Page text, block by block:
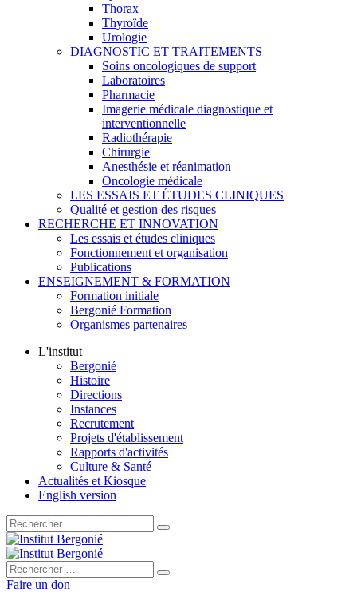
Thorax
Thyroïde
Urologie
DIAGNOSTIC ET TRAITEMENTS
Soins oncologiques de support
Laboratoires
Pharmacie
Imagerie médicale diagnostique et
interventionnelle
Radiothérapie
Chirurgie
Anesthésie et réanimation
Oncologie médicale
LES ESSAIS ET ÉTUDES CLINIQUES
Qualité et gestion des risques
RECHERCHE ET INNOVATION
Les essais et études cliniques
Fonctionnement et organisation
Publications
ENSEIGNEMENT & FORMATION
Formation initiale
Bergonié Formation
Organismes partenaires
L'institut
Bergonié
Histoire
Directions
Instances
Recrutement
Projets d'établissement
Rapports d'activités
Culture & Santé
Actualités et Kiosque
English version
Rechercher :
Rechercher :
Faire un don